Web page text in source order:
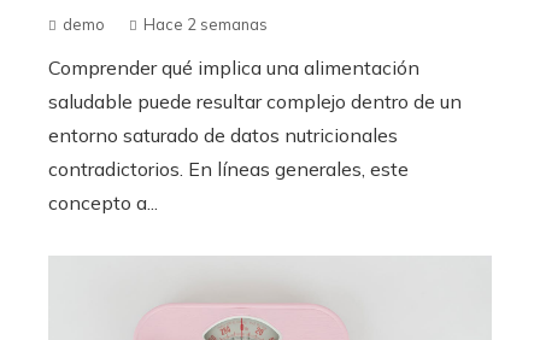
demo Hace 2 semanas
Comprender qué implica una alimentación
saludable puede resultar complejo dentro de un
entorno saturado de datos nutricionales
contradictorios. En líneas generales, este
concepto a...